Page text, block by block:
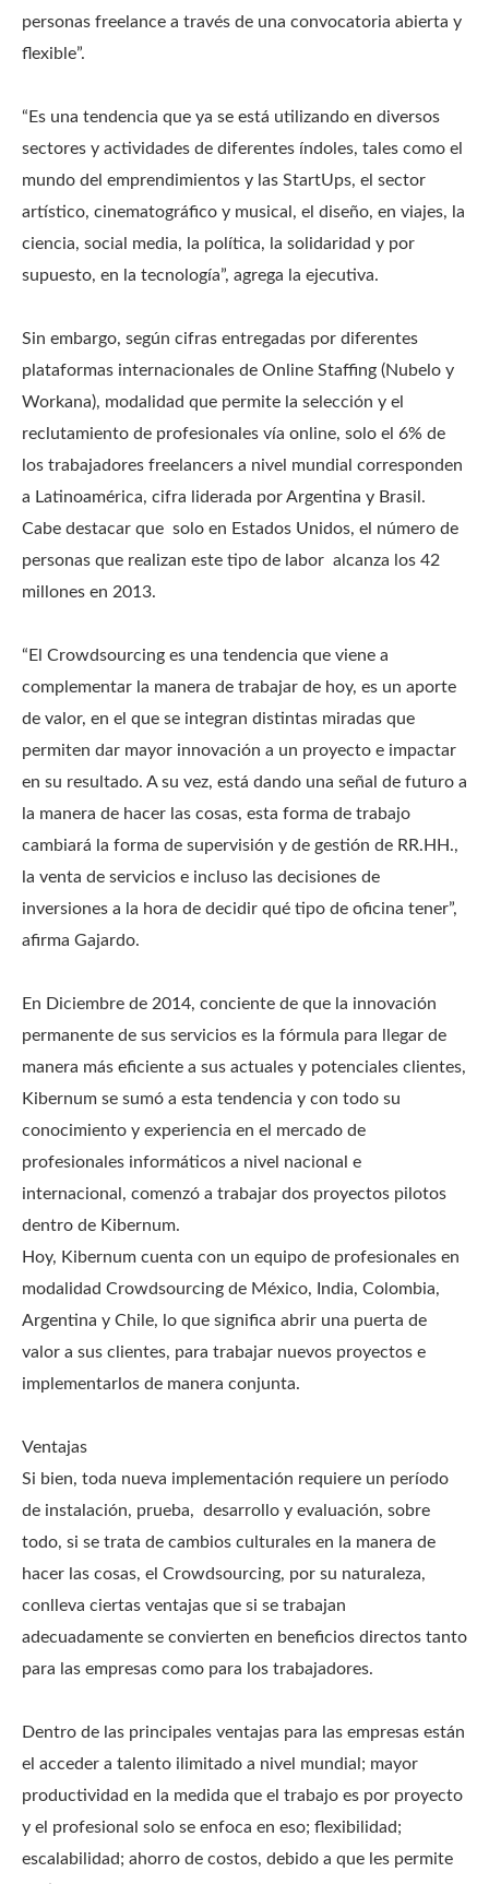
personas freelance a través de una convocatoria abierta y
flexible”.
“Es una tendencia que ya se está utilizando en diversos
sectores y actividades de diferentes índoles, tales como el
mundo del emprendimientos y las StartUps, el sector
artístico, cinematográfico y musical, el diseño, en viajes, la
ciencia, social media, la política, la solidaridad y por
supuesto, en la tecnología”, agrega la ejecutiva.
Sin embargo, según cifras entregadas por diferentes
plataformas internacionales de Online Staffing (Nubelo y
Workana), modalidad que permite la selección y el
reclutamiento de profesionales vía online, solo el 6% de
los trabajadores freelancers a nivel mundial corresponden
a Latinoamérica, cifra liderada por Argentina y Brasil.
Cabe destacar que solo en Estados Unidos, el número de
personas que realizan este tipo de labor alcanza los 42
millones en 2013.
“El Crowdsourcing es una tendencia que viene a
complementar la manera de trabajar de hoy, es un aporte
de valor, en el que se integran distintas miradas que
permiten dar mayor innovación a un proyecto e impactar
en su resultado. A su vez, está dando una señal de futuro a
la manera de hacer las cosas, esta forma de trabajo
cambiará la forma de supervisión y de gestión de RR.HH.,
la venta de servicios e incluso las decisiones de
inversiones a la hora de decidir qué tipo de oficina tener”,
afirma Gajardo.
En Diciembre de 2014, conciente de que la innovación
permanente de sus servicios es la fórmula para llegar de
manera más eficiente a sus actuales y potenciales clientes,
Kibernum se sumó a esta tendencia y con todo su
conocimiento y experiencia en el mercado de
profesionales informáticos a nivel nacional e
internacional, comenzó a trabajar dos proyectos pilotos
dentro de Kibernum.
Hoy, Kibernum cuenta con un equipo de profesionales en
modalidad Crowdsourcing de México, India, Colombia,
Argentina y Chile, lo que significa abrir una puerta de
valor a sus clientes, para trabajar nuevos proyectos e
implementarlos de manera conjunta.
Ventajas
Si bien, toda nueva implementación requiere un período
de instalación, prueba, desarrollo y evaluación, sobre
todo, si se trata de cambios culturales en la manera de
hacer las cosas, el Crowdsourcing, por su naturaleza,
conlleva ciertas ventajas que si se trabajan
adecuadamente se convierten en beneficios directos tanto
para las empresas como para los trabajadores.
Dentro de las principales ventajas para las empresas están
el acceder a talento ilimitado a nivel mundial; mayor
productividad en la medida que el trabajo es por proyecto
y el profesional solo se enfoca en eso; flexibilidad;
escalabilidad; ahorro de costos, debido a que les permite